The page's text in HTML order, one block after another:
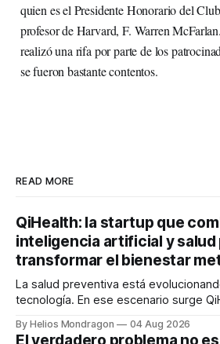
quien es el Presidente Honorario del
profesor de Harvard, F. Warren
realizó una rifa por parte de los
se fueron bastante contentos.
READ MORE
QiHealth: la startup que
inteligencia artificial y salud
transformar el bienestar
La salud preventiva está
tecnología. En ese escenario surge
dispositivos inteligentes, inteligencia
By Helios Mondragon 04 Aug 2026
El verdadero problema no